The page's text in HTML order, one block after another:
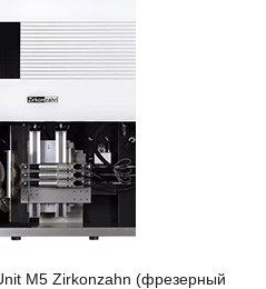
M5 Zirkonzahn (фрезерный